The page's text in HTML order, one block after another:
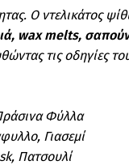
Ο ντελικάτος
wax melts,
τις οδηγίες
Φύλλα
Γιασεμί
Πατσουλί